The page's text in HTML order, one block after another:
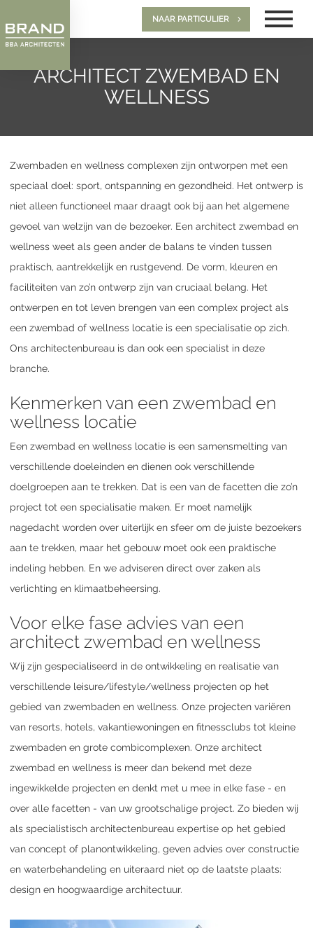
NAAR PARTICULIER
ARCHITECT ZWEMBAD EN
WELLNESS
Zwembaden en wellness complexen zijn ontworpen met een
speciaal doel: sport, ontspanning en gezondheid. Het ontwerp is
niet alleen functioneel maar draagt ook bij aan het algemene
gevoel van welzijn van de bezoeker. Een architect zwembad en
wellness weet als geen ander de balans te vinden tussen
praktisch, aantrekkelijk en rustgevend. De vorm, kleuren en
faciliteiten van zo’n ontwerp zijn van cruciaal belang. Het
ontwerpen en tot leven brengen van een complex project als
een zwembad of wellness locatie is een specialisatie op zich.
Ons architectenbureau is dan ook een specialist in deze
branche.
Kenmerken van een zwembad en
wellness locatie
Een zwembad en wellness locatie is een samensmelting van
verschillende doeleinden en dienen ook verschillende
doelgroepen aan te trekken. Dat is een van de facetten die zo’n
project tot een specialisatie maken. Er moet namelijk
nagedacht worden over uiterlijk en sfeer om de juiste bezoekers
aan te trekken, maar het gebouw moet ook een praktische
indeling hebben. En we adviseren direct over zaken als
verlichting en klimaatbeheersing.
Voor elke fase advies van een
architect zwembad en wellness
Wij zijn gespecialiseerd in de ontwikkeling en realisatie van
verschillende leisure/lifestyle/wellness projecten op het
gebied van zwembaden en wellness. Onze projecten variëren
van resorts, hotels, vakantiewoningen en fitnessclubs tot kleine
zwembaden en grote combicomplexen. Onze architect
zwembad en wellness is meer dan bekend met deze
ingewikkelde projecten en denkt met u mee in elke fase - en
over alle facetten - van uw grootschalige project. Zo bieden wij
als specialistisch architectenbureau expertise op het gebied
van concept of planontwikkeling, geven advies over constructie
en waterbehandeling en uiteraard niet op de laatste plaats:
design en hoogwaardige architectuur.